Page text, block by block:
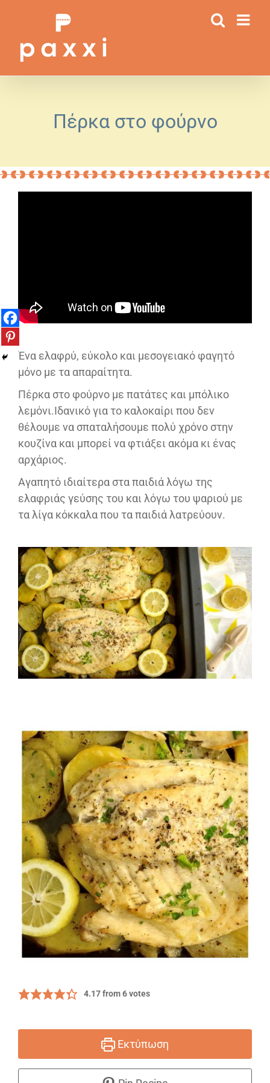
περιεχόμενο
Πέρκα στο φούρνο
Ένα ελαφρύ, εύκολο και μεσογειακό φαγητό
μόνο με τα απαραίτητα.
Πέρκα στο φούρνο με πατάτες και μπόλικο
λεμόνι.Ιδανικό για το καλοκαίρι που δεν
θέλουμε να σπαταλήσουμε πολύ χρόνο στην
κουζίνα και μπορεί να φτιάξει ακόμα κι ένας
αρχάριος.
Αγαπητό ιδιαίτερα στα παιδιά λόγω της
ελαφριάς γεύσης του και λόγω του ψαριού με
τα λίγα κόκκαλα που τα παιδιά λατρεύουν.
4.17from6votes
Εκτύπωση